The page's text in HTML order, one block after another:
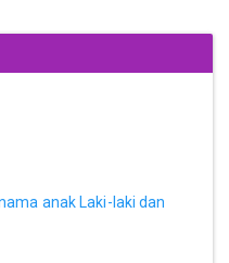
anak Laki-laki dan